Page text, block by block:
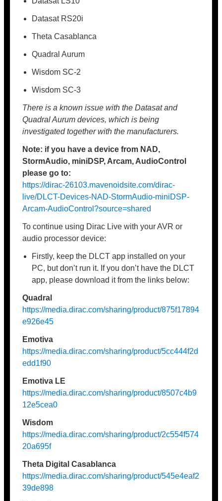
Datasat RS20i
Theta Casablanca
Quadral Aurum
Wisdom SC-2
Wisdom SC-3
There is a known issue with the Datasat and
Quadral Aurum devices, which is being
investigated together with the manufacturers.
Note: if you have a device from NAD,
StormAudio, miniDSP, Arcam, AudioControl
please go to:
https://dirac-26103.mavenoidsite.com/dirac-
live/DLCT-Devices-NAD-StormAudio-miniDSP-
Arcam-AudioControl?source=shared
To continue using Dirac Live with your AVR or
audio processor device:
Firstly, keep the DLCT app installed on your
PC, but don’t run it. If you don’t have the DLCT
app, please download it from the links below:
Quadral
https://media.dirac.com/sharing/product/875f17894
e926e45
Emotiva
https://media.dirac.com/sharing/product/5cc444f2d
edd1f90
Emotiva LE
https://media.dirac.com/sharing/product/8507c4b9
12e5cea0
Wisdom
https://media.dirac.com/sharing/product/2c554f574
20a695f
Theta Digital Casablanca
https://media.dirac.com/sharing/product/545e4eaf2
39de898